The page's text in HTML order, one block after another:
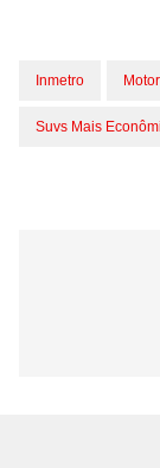
Inmetro
Suvs Mais